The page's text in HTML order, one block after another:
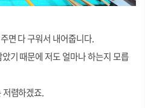
면 다 구워서 내어줍니다.
기 때문에 저도 얼마나 하는지 모릅
렴하겠죠.